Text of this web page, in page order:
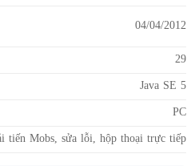
04/04/2012
29
Java SE 5
PC
tiến Mobs, sửa lỗi, hộp thoại trực tiếp